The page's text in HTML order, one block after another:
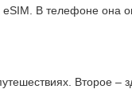
В телефоне она
Второе